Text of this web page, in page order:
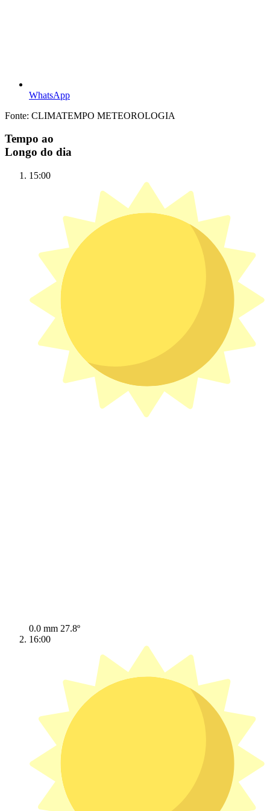
WhatsApp
Fonte: CLIMATEMPO METEOROLOGIA
Tempo ao
Longo do dia
15:00
0.0 mm 27.8º
16:00